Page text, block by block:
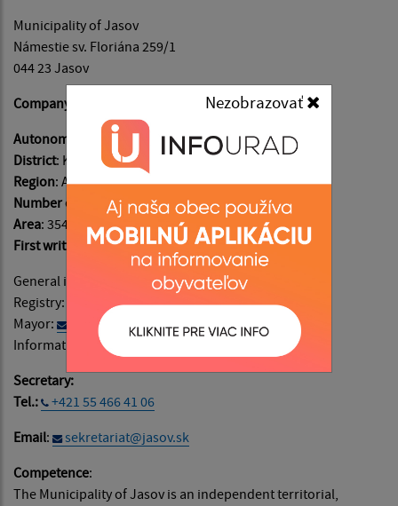
Nezobrazovať
Municipality of Jasov
Námestie sv. Floriána 259/1
044 23 Jasov
Company identification number (IČO): 00324264
Autonomous regions of
: Košický
District: Košice-okolie
Region: Abovský
Number of inhabitants: 3590 ​​​​​​​
Area: 3542 ha
First written records: in the year 1234
General information:
info@jasov.sk
Registry:
podatelna@jasov.sk
Mayor:
starosta@jasov.sk
Information on website content:
admin@jasov.sk
Secretary:
Tel.:
+421 55 466 41 06
Email:
sekretariat@jasov.sk
Competence:
The Municipality of Jasov is an independent territorial,